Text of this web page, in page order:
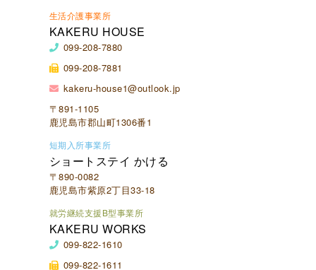
生活介護事業所
KAKERU HOUSE
099-208-7880
099-208-7881
kakeru-house1@outlook.jp
〒891-1105
鹿児島市郡山町1306番1
短期入所事業所
ショートステイ かける
〒890-0082
鹿児島市紫原2丁目33-18
就労継続支援B型事業所
KAKERU WORKS
099-822-1610
099-822-1611